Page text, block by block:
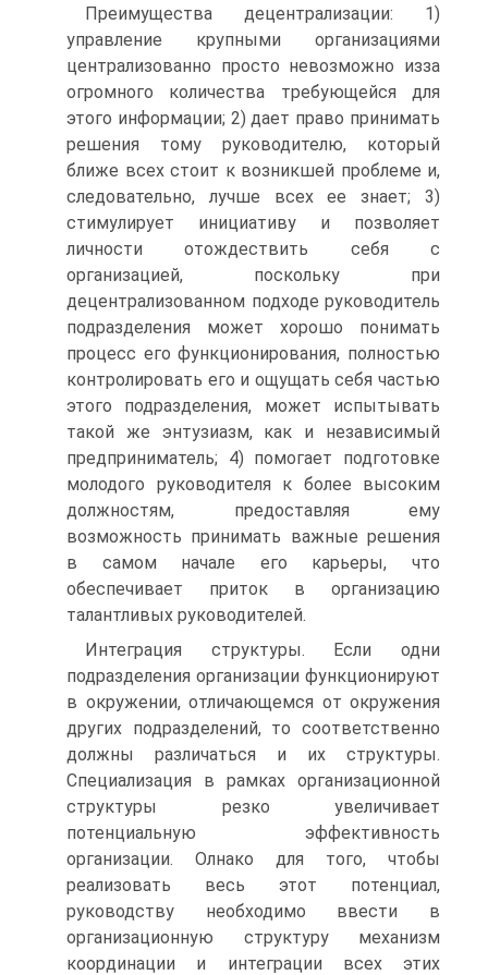
Преимущества децентрализации: 1)
управление крупными организациями
централизованно просто невозможно изза
огромного количества требующейся для
этого информации; 2) дает право принимать
решения тому руководителю, который
ближе всех стоит к возникшей проблеме и,
следовательно, лучше всех ее знает; 3)
стимулирует инициативу и позволяет
личности отождествить себя с
организацией, поскольку при
децентрализованном подходе руководитель
подразделения может хорошо понимать
процесс его функционирования, полностью
контролировать его и ощущать себя частью
этого подразделения, может испытывать
такой же энтузиазм, как и независимый
предприниматель; 4) помогает подготовке
молодого руководителя к более высоким
должностям, предоставляя ему
возможность принимать важные решения
в самом начале его карьеры, что
обеспечивает приток в организацию
талантливых руководителей.
Интеграция структуры. Если одни
подразделения организации функционируют
в окружении, отличающемся от окружения
других подразделений, то соответственно
должны различаться и их структуры.
Специализация в рамках организационной
структуры резко увеличивает
потенциальную эффективность
организации. Олнако для того, чтобы
реализовать весь этот потенциал,
руководству необходимо ввести в
организационную структуру механизм
координации и интеграции всех этих